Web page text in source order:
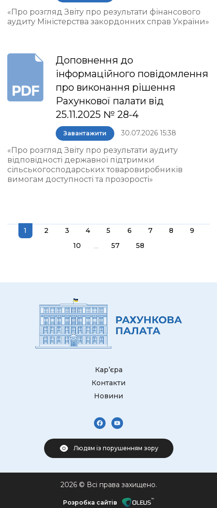
«Про розгляд Звіту про результати фінансового
аудиту Міністерства закордонних справ України»
Доповнення до
інформаційного повідомлення
про виконання рішення
Рахункової палати від
25.11.2025 № 28-4
Завантажити 30.07.2026 15:38
«Про розгляд Звіту про результати аудиту
відповідності державної підтримки
сільськогосподарських товаровиробників
вимогам доступності та прозорості»
1 2 3 4 5 6 7 8
9
10
... 57 58
Кар’єра
Контакти
Новини
Людям із порушенням зору
2026 © Всі права захищено.
Розробка сайтів